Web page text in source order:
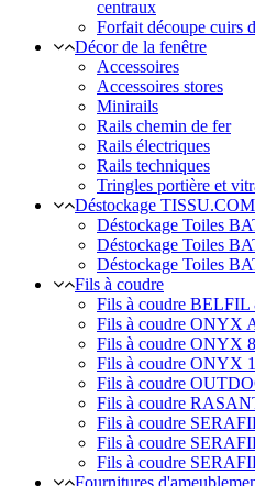
centraux
Forfait découpe cuirs
Décor de la fenêtre
Accessoires
Accessoires stores
Minirails
Rails chemin de fer
Rails électriques
Rails techniques
Tringles portière et
Déstockage TISSU.COM
Déstockage Toiles
Déstockage Toiles
Déstockage Toiles
Fils à coudre
Fils à coudre
Fils à coudre ONYX
Fils à coudre ONYX
Fils à coudre ONYX
Fils à coudre
Fils à coudre
Fils à coudre
Fils à coudre
Fils à coudre
Fournitures